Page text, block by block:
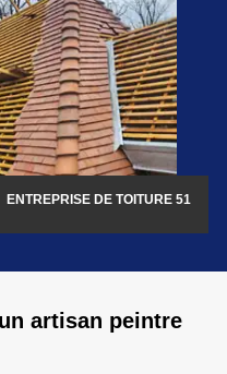
ENTREPRISE DE TOITURE 51
artisan peintre